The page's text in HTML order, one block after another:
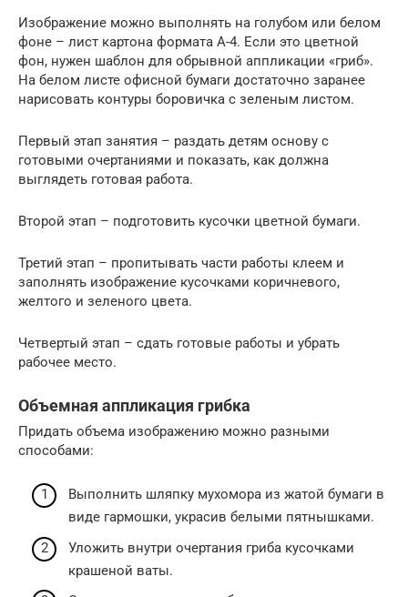
Изображение можно выполнять на голубом или белом
фоне – лист картона формата А-4. Если это цветной
фон, нужен шаблон для обрывной аппликации «гриб».
На белом листе офисной бумаги достаточно заранее
нарисовать контуры боровичка с зеленым листом.
Первый этап занятия – раздать детям основу с
готовыми очертаниями и показать, как должна
выглядеть готовая работа.
Второй этап – подготовить кусочки цветной бумаги.
Третий этап – пропитывать части работы клеем и
заполнять изображение кусочками коричневого,
желтого и зеленого цвета.
Четвертый этап – сдать готовые работы и убрать
рабочее место.
Объемная аппликация грибка
Придать объема изображению можно разными
способами:
Выполнить шляпку мухомора из жатой бумаги в
виде гармошки, украсив белыми пятнышками.
Уложить внутри очертания гриба кусочками
крашеной ваты.